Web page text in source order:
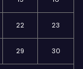
22 23
29 30